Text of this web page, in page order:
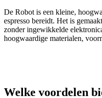
De Robot is een kleine,
espresso bereidt. Het is
zonder ingewikkelde
hoogwaardige materialen,
Welke voordelen